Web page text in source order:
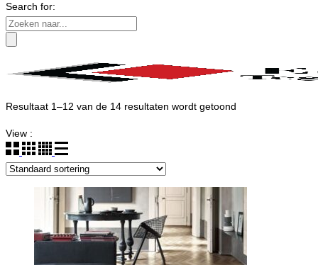
Search for:
Resultaat 1–12 van de 14 resultaten wordt getoond
View :